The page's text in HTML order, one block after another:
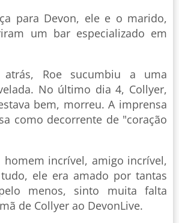
para Devon, ele e o marido,
um bar especializado em
atrás, Roe sucumbiu a uma
No último dia 4, Collyer,
bem, morreu. A imprensa
como decorrente de "coração
homem incrível, amigo incrível,
ele era amado por tantas
menos, sinto muita falta
de Collyer ao DevonLive.